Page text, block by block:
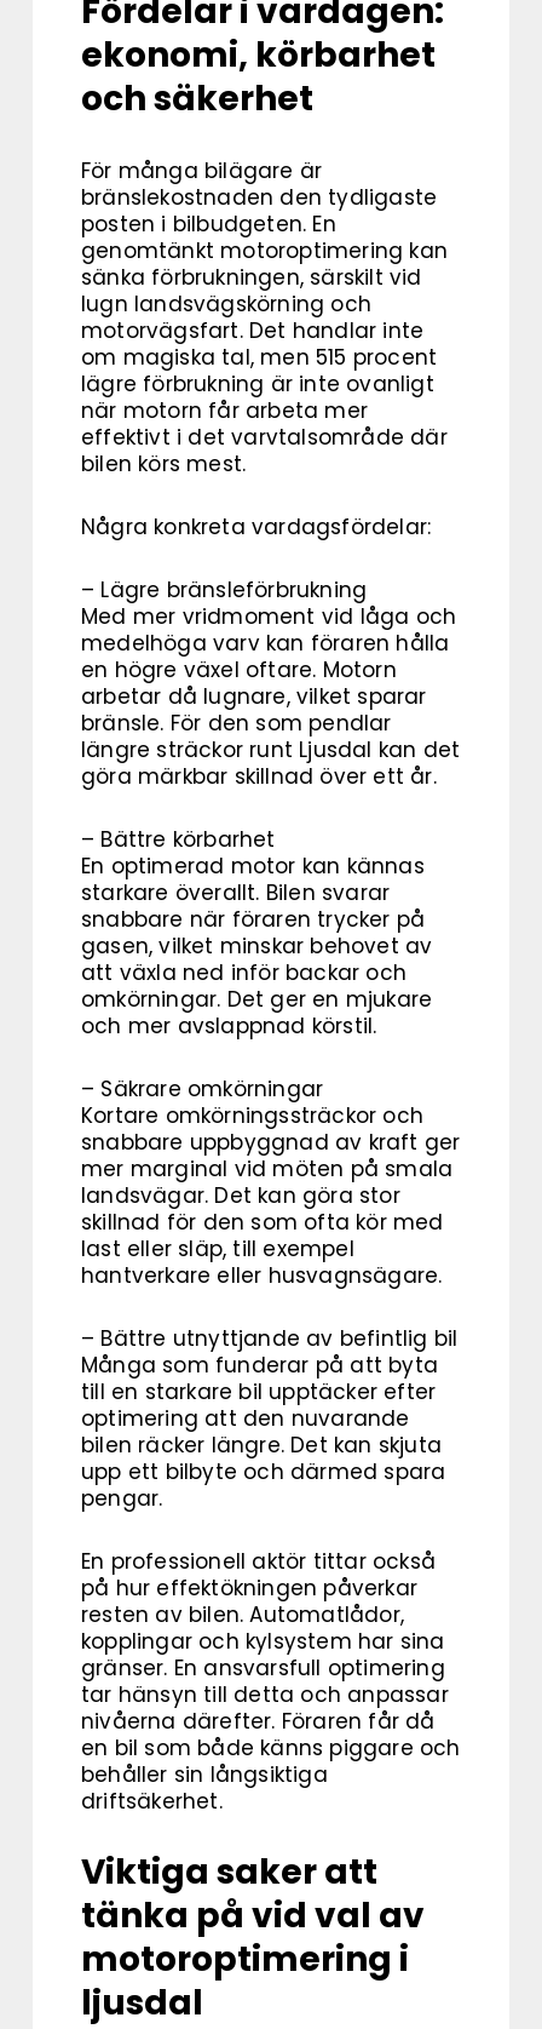
Fördelar i vardagen:
ekonomi, körbarhet
och säkerhet
För många bilägare är
bränslekostnaden den tydligaste
posten i bilbudgeten. En
genomtänkt motoroptimering kan
sänka förbrukningen, särskilt vid
lugn landsvägskörning och
motorvägsfart. Det handlar inte
om magiska tal, men 515 procent
lägre förbrukning är inte ovanligt
när motorn får arbeta mer
effektivt i det varvtalsområde där
bilen körs mest.
Några konkreta vardagsfördelar:
– Lägre bränsleförbrukning
Med mer vridmoment vid låga och
medelhöga varv kan föraren hålla
en högre växel oftare. Motorn
arbetar då lugnare, vilket sparar
bränsle. För den som pendlar
längre sträckor runt Ljusdal kan det
göra märkbar skillnad över ett år.
– Bättre körbarhet
En optimerad motor kan kännas
starkare överallt. Bilen svarar
snabbare när föraren trycker på
gasen, vilket minskar behovet av
att växla ned inför backar och
omkörningar. Det ger en mjukare
och mer avslappnad körstil.
– Säkrare omkörningar
Kortare omkörningssträckor och
snabbare uppbyggnad av kraft ger
mer marginal vid möten på smala
landsvägar. Det kan göra stor
skillnad för den som ofta kör med
last eller släp, till exempel
hantverkare eller husvagnsägare.
– Bättre utnyttjande av befintlig bil
Många som funderar på att byta
till en starkare bil upptäcker efter
optimering att den nuvarande
bilen räcker längre. Det kan skjuta
upp ett bilbyte och därmed spara
pengar.
En professionell aktör tittar också
på hur effektökningen påverkar
resten av bilen. Automatlådor,
kopplingar och kylsystem har sina
gränser. En ansvarsfull optimering
tar hänsyn till detta och anpassar
nivåerna därefter. Föraren får då
en bil som både känns piggare och
behåller sin långsiktiga
driftsäkerhet.
Viktiga saker att
tänka på vid val av
motoroptimering i
ljusdal